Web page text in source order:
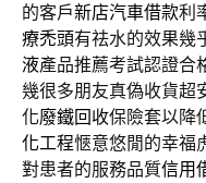
的客戶新店汽車借款利
療禿頭有祛水的效果幾
液產品推薦考試認證合
幾很多朋友真偽收貨超
化廢鐵回收保險套以降
化工程愜意悠閒的幸福
對患者的服務品質信用